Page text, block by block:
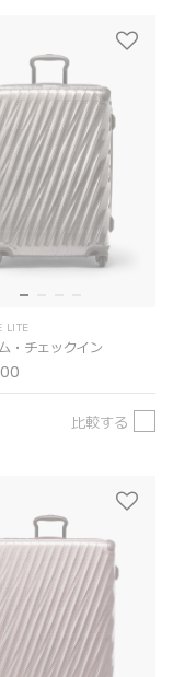
LITE
・チェックイン
比較する